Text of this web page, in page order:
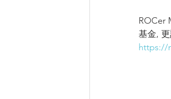
ROCer
基金,
https://